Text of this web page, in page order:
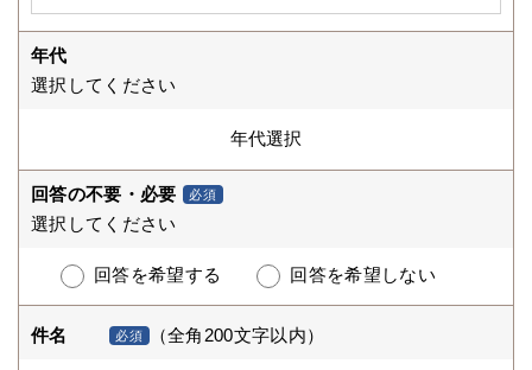
年代
選択してください
回答の不要・必要 必須
選択してください
回答を希望する 回答を希望しない
件名 必須 （全角200文字以内）